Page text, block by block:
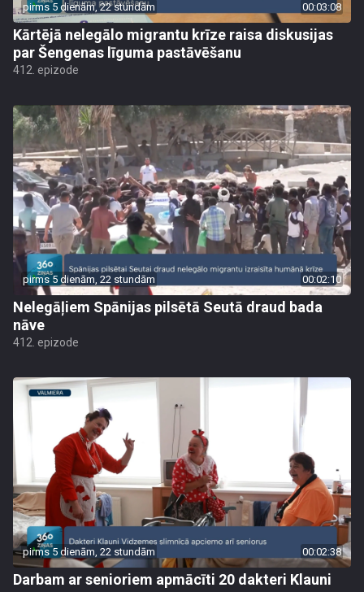
pirms 5 dienām, 22 stundām 00:03:08
Kārtējā nelegālo migrantu krīze raisa diskusijas
par Šengenas līguma pastāvēšanu
412. epizode
pirms 5 dienām, 22 stundām 00:02:10
Nelegāļiem Spānijas pilsētā Seutā draud bada
nāve
412. epizode
pirms 5 dienām, 22 stundām 00:02:38
Darbam ar senioriem apmācīti 20 dakteri Klauni